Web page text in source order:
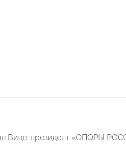
Вице-президент «ОПОРЫ